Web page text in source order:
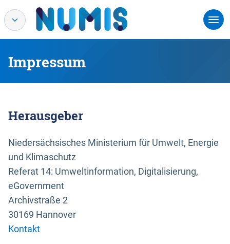
Impressum
Herausgeber
Niedersächsisches Ministerium für Umwelt, Energie
und Klimaschutz
Referat 14: Umweltinformation, Digitalisierung,
eGovernment
Archivstraße 2
30169 Hannover
Kontakt